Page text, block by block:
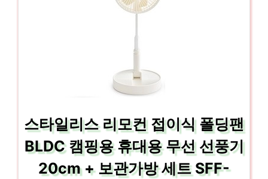
스타일리스 리모컨 접이식 폴딩팬
BLDC 캠핑용 휴대용 무선 선풍기
20cm + 보관가방 세트 SFF-